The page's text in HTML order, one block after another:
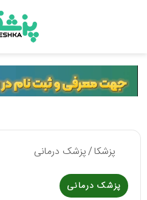
پزشکا/پزشک درمانی
پزشک درمانی